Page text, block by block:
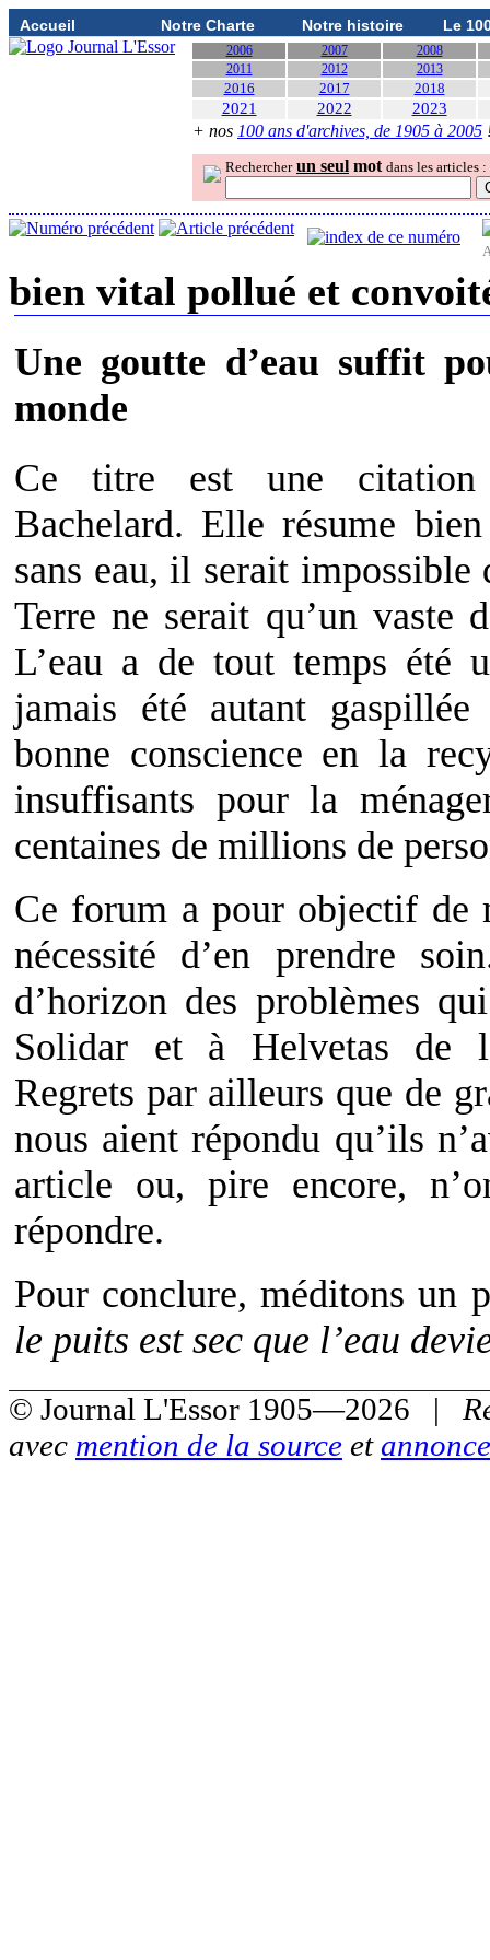
Accueil Notre Charte Notre histoire Le
2006 2007
2008
2011
2012 2013
2016 2017 2018
2021 2022 2023
+ nos 100 ans d'archives, de 1905 à 2005
Rechercher un seul mot dans les articles :
bien vital pollué et
Une goutte d’eau suffit
monde
Ce titre est une citation
Bachelard. Elle résume
sans eau, il serait
Terre ne serait qu’un vaste
L’eau a de tout temps été
jamais été autant gaspillée
bonne conscience en la
insuffisants pour la
centaines de millions de
Ce forum a pour objectif de
nécessité d’en prendre
d’horizon des problèmes
Solidar et à Helvetas de
Regrets par ailleurs que de
nous aient répondu qu’ils
article ou, pire encore,
répondre.
Pour conclure, méditons un
le puits est sec que l’eau
© Journal L'Essor 1905—2026 |
avec mention de la source et